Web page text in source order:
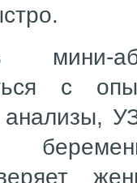
мини-
с
анализы,